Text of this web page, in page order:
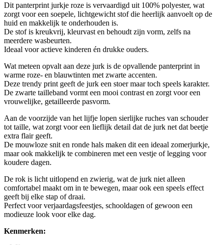
Dit panterprint jurkje roze is vervaardigd uit 100% polyester, wat
zorgt voor een soepele, lichtgewicht stof die heerlijk aanvoelt op de
huid en makkelijk te onderhouden is.
De stof is kreukvrij, kleurvast en behoudt zijn vorm, zelfs na
meerdere wasbeurten.
Ideaal voor actieve kinderen én drukke ouders.
Wat meteen opvalt aan deze jurk is de opvallende panterprint in
warme roze- en blauwtinten met zwarte accenten.
Deze trendy print geeft de jurk een stoer maar toch speels karakter.
De zwarte tailleband vormt een mooi contrast en zorgt voor een
vrouwelijke, getailleerde pasvorm.
Aan de voorzijde van het lijfje lopen sierlijke ruches van schouder
tot taille, wat zorgt voor een lieflijk detail dat de jurk net dat beetje
extra flair geeft.
De mouwloze snit en ronde hals maken dit een ideaal zomerjurkje,
maar ook makkelijk te combineren met een vestje of legging voor
koudere dagen.
De rok is licht uitlopend en zwierig, wat de jurk niet alleen
comfortabel maakt om in te bewegen, maar ook een speels effect
geeft bij elke stap of draai.
Perfect voor verjaardagsfeestjes, schooldagen of gewoon een
modieuze look voor elke dag.
Kenmerken: